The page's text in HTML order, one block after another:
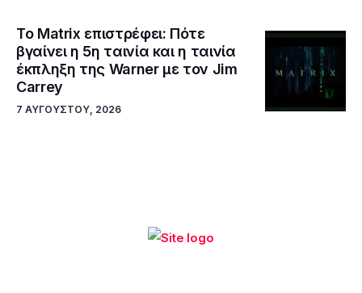
Το Matrix επιστρέφει: Πότε
βγαίνει η 5η ταινία και η ταινία
έκπληξη της Warner με τον Jim
Carrey
7 ΑΥΓΟΎΣΤΟΥ, 2026